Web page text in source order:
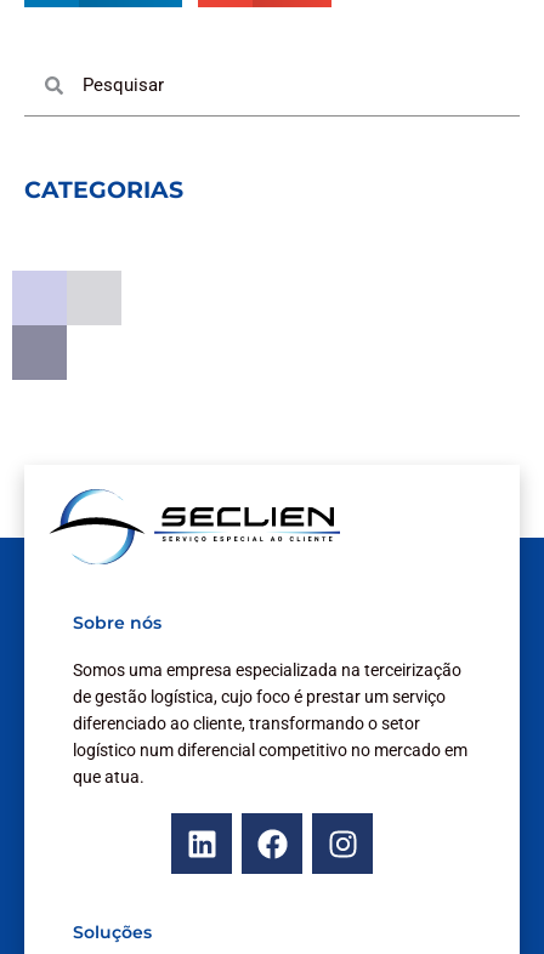
CATEGORIAS
Sobre nós
Somos uma empresa especializada na terceirização
de gestão logística, cujo foco é prestar um serviço
diferenciado ao cliente, transformando o setor
logístico num diferencial competitivo no mercado em
que atua.
L
i
F
a
I
n
Soluções